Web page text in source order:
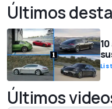
Últimos
Últimos